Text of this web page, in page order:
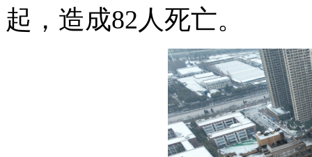
起，造成82人死亡。